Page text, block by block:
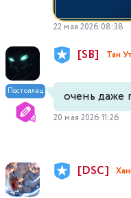
22 мая 2026 08:38
Постоялец
[SB] Тан
очень даже
20 мая 2026 11:26
[DSC]